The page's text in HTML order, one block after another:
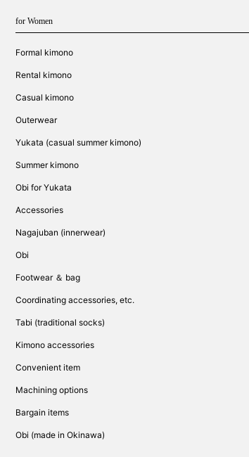
for Women
Formal kimono
Rental kimono
Casual kimono
Outerwear
Yukata (casual summer kimono)
Summer kimono
Obi for Yukata
Accessories
Nagajuban (innerwear)
Obi
Footwear ＆ bag
Coordinating accessories, etc.
Tabi (traditional socks)
Kimono accessories
Convenient item
Machining options
Bargain items
Obi (made in Okinawa)